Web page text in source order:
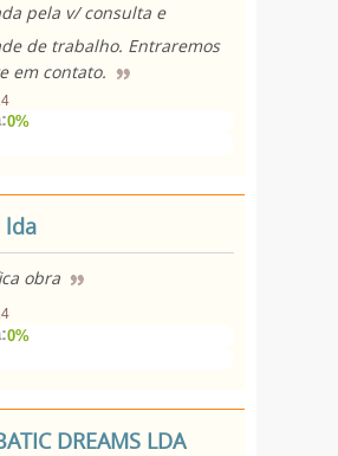
pela v/ consulta e
de trabalho. Entraremos
em contato.
0%
lda
obra
0%
DREAMS LDA